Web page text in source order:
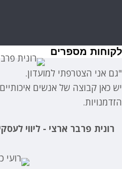
לקוחות מספרים
"גם אני הצטרפתי למועדון.
יש כאן קבוצה של אנשים
הזדמנויות.
רונית פרבר ארצי - ליווי